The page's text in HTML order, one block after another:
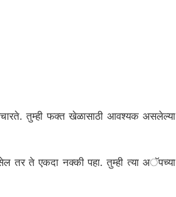
तुम्ही फक्त खेळासाठी आवश्यक असलेल्या
तर ते एकदा नक्की पहा. तुम्ही त्या अॅपच्या